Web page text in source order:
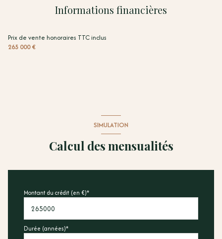
Informations financières
Prix de vente honoraires TTC inclus
265 000 €
SIMULATION
Calcul des mensualités
Montant du crédit (en €)*
Durée (années)*